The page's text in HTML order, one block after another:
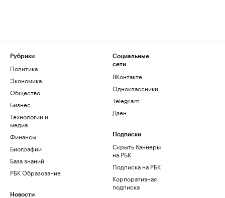
Рубрики
Политика
Экономика
Общество
Бизнес
Технологии и
медиа
Финансы
Биографии
База знаний
РБК Образование
Новости
Социальные
сети
ВКонтакте
Одноклассники
Telegram
Дзен
Подписки
Скрыть баннеры
на РБК
Подписка на РБК
Корпоративная
подписка